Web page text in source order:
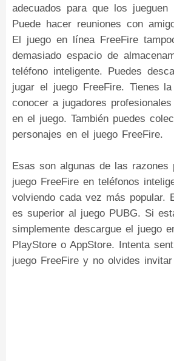
adecuados para que los jueguen
Puede hacer reuniones con
El juego en línea FreeFire
demasiado espacio de
teléfono inteligente. Puedes
jugar el juego FreeFire. Tienes la
conocer a jugadores
en el juego. También puedes
personajes en el juego FreeFire.
Esas son algunas de las razones
juego FreeFire en teléfonos
volviendo cada vez más popular.
es superior al juego PUBG. Si
simplemente descargue el juego
PlayStore o AppStore. Intenta
juego FreeFire y no olvides